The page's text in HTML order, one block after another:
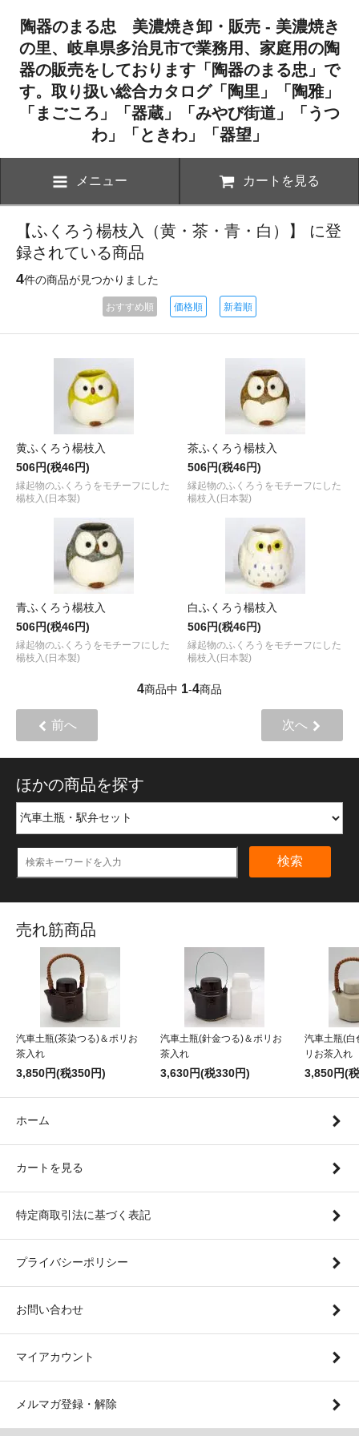
陶器のまる忠 美濃焼き卸・販売 - 美濃焼き
の里、岐阜県多治見市で業務用、家庭用の陶
器の販売をしております「陶器のまる忠」で
す。取り扱い総合カタログ「陶里」「陶雅」
「まごころ」「器蔵」「みやび街道」「うつ
わ」「ときわ」「器望」
メニュー カートを見る
【ふくろう楊枝入（黄・茶・青・白）】 に登
録されている商品
4件の商品が見つかりました
おすすめ順 価格順 新着順
黄ふくろう楊枝入
506円(税46円)
縁起物のふくろうをモチーフにした
楊枝入(日本製)
茶ふくろう楊枝入
506円(税46円)
縁起物のふくろうをモチーフにした
楊枝入(日本製)
青ふくろう楊枝入
506円(税46円)
縁起物のふくろうをモチーフにした
楊枝入(日本製)
白ふくろう楊枝入
506円(税46円)
縁起物のふくろうをモチーフにした
楊枝入(日本製)
4商品中 1-4商品
前へ 次へ
ほかの商品を探す
検索
売れ筋商品
汽車土瓶(茶染つる)＆ポリお
茶入れ
3,850円(税350円)
汽車土瓶(針金つる)＆ポリお
茶入れ
3,630円(税330円)
汽車土瓶(白
リお茶入れ
3,850円(
ホーム
カートを見る
特定商取引法に基づく表記
プライバシーポリシー
お問い合わせ
マイアカウント
メルマガ登録・解除